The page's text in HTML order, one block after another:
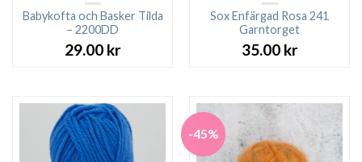
Babykofta och Basker Tilda
– 2200DD
29.00 kr
Sox Enfärgad Rosa 241
Garntorget
35.00 kr
-45%